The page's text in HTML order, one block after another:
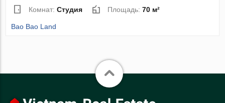
Комнат:Студия Площадь:70 м²
Bao Bao Land